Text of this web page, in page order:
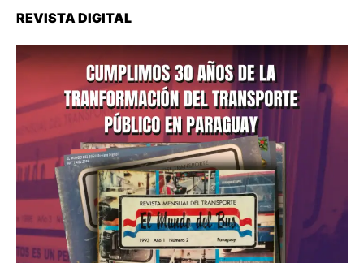
REVISTA DIGITAL